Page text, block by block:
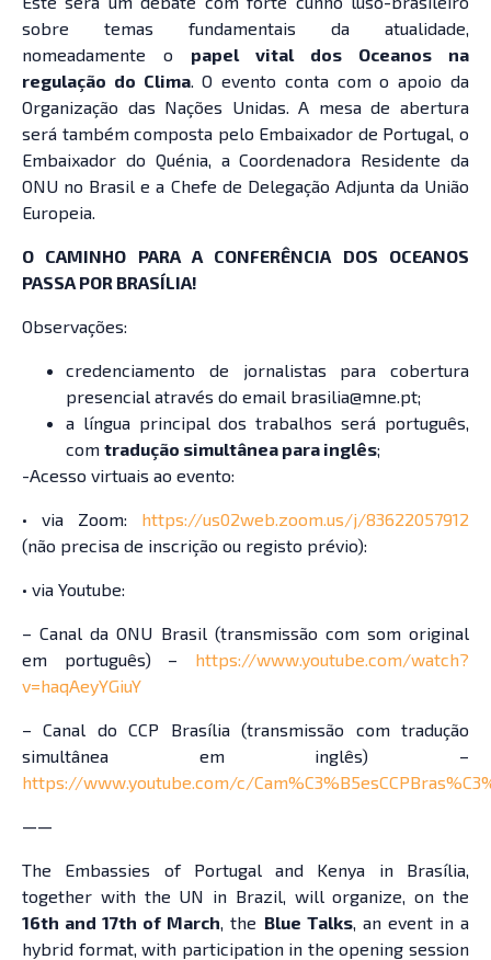
sobre temas fundamentais da atualidade,
nomeadamente o papel vital dos Oceanos na
regulação do Clima. O evento conta com o apoio da
Organização das Nações Unidas. A mesa de abertura
será também composta pelo Embaixador de Portugal, o
Embaixador do Quénia, a Coordenadora Residente da
ONU no Brasil e a Chefe de Delegação Adjunta da União
Europeia.
O CAMINHO PARA A CONFERÊNCIA DOS OCEANOS
PASSA POR BRASÍLIA!
Observações:
credenciamento de jornalistas para cobertura
presencial através do email brasilia@mne.pt;
a língua principal dos trabalhos será português,
com tradução simultânea para inglês;
-Acesso virtuais ao evento:
• via Zoom: https://us02web.zoom.us/j/83622057912
(não precisa de inscrição ou registo prévio):
• via Youtube:
– Canal da ONU Brasil (transmissão com som original
em português) – https://www.youtube.com/watch?
v=haqAeyYGiuY
– Canal do CCP Brasília (transmissão com tradução
simultânea em inglês) –
https://www.youtube.com/c/
——
The Embassies of Portugal and Kenya in Brasília,
together with the UN in Brazil, will organize, on the
16th and 17th of March, the Blue Talks, an event in a
hybrid format, with participation in the opening session